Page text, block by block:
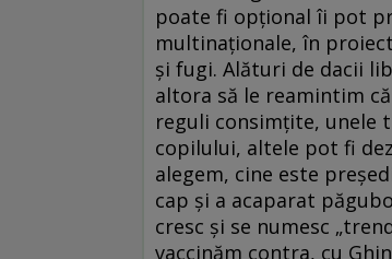
poate fi opţional îi pot
multinaţionale, în
şi fugi. Alături de dacii
altora să le reamintim
reguli consimţite, unele
copilului, altele pot fi
alegem, cine este
cap şi a acaparat
cresc şi se numesc
vaccinăm contra, cu